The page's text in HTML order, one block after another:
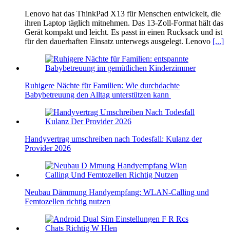
Lenovo hat das ThinkPad X13 für Menschen entwickelt, die
ihren Laptop täglich mitnehmen. Das 13-Zoll-Format hält das
Gerät kompakt und leicht. Es passt in einen Rucksack und ist
für den dauerhaften Einsatz unterwegs ausgelegt. Lenovo [...]
Ruhigere Nächte für Familien: Wie durchdachte
Babybetreuung den Alltag unterstützen kann
Handyvertrag umschreiben nach Todesfall: Kulanz der
Provider 2026
Neubau Dämmung Handyempfang: WLAN-Calling und
Femtozellen richtig nutzen